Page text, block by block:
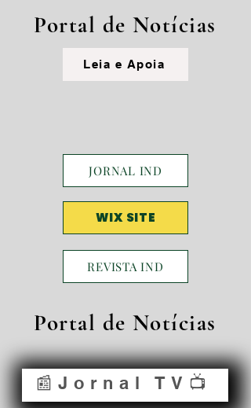
Portal de Notícias
Leia e Apoia
JORNAL IND
WIX SITE
REVISTA IND
Portal de Notícias
📰Jornal TV📺